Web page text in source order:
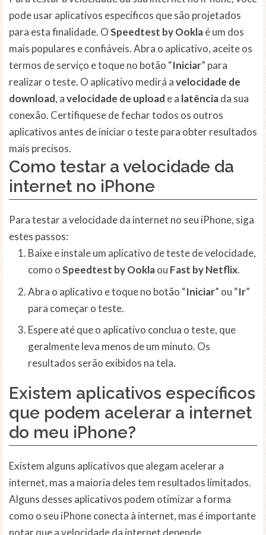
pode usar aplicativos específicos que são projetados
para esta finalidade. OSpeedtest by Ooklaé um dos
mais populares e confiáveis. Abra o aplicativo, aceite os
termos de serviço e toque no botão “Iniciar” para
realizar o teste. O aplicativo medirá avelocidade de
download, avelocidade de upload e a latênciada sua
conexão. Certifiquese de fechar todos os outros
aplicativos antes de iniciar o teste para obter resultados
mais precisos.
Como testar a velocidade da
internet no iPhone
Para testar a velocidade da internet no seu iPhone, siga
estes passos:
Baixe e instale um aplicativo de teste de velocidade,
como oSpeedtest by Ooklaou Fast by Netflix.
Abra o aplicativo e toque no botão “Iniciar” ou “Ir”
para começar o teste.
Espere até que o aplicativo conclua o teste, que
geralmente leva menos de um minuto. Os
resultados serão exibidos na tela.
Existem aplicativos específicos
que podem acelerar a internet
do meu iPhone?
Existem alguns aplicativos que alegam acelerar a
internet, mas a maioria deles tem resultados limitados.
Alguns desses aplicativos podem otimizar a forma
como o seu iPhone conecta à internet, mas é importante
notar que a velocidade da internet depende